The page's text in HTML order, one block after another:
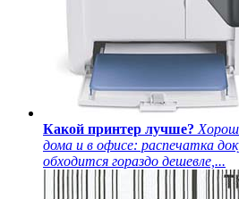
Какой принтер лучше?
дома и в офисе: распечатка
обходится гораздо дешевле,...